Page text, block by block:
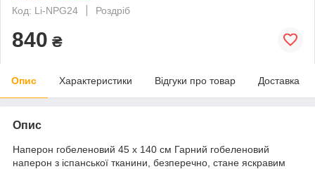
Код: Li-NPG24
Роздріб
840 ₴
Опис Характеристики Відгуки про товар Доставка
Опис
Наперон гобеленовий 45 х 140 см Гарний гобеленовий
наперон з іспанської тканини, безперечно, стане яскравим